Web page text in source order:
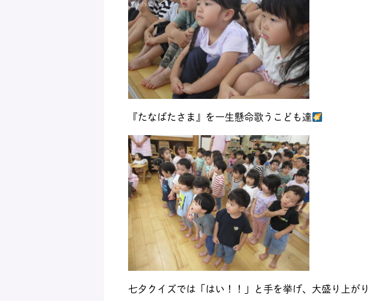
『たなばたさま』を一生懸命歌うこども達
七夕クイズでは「はい！！」と手を挙げ、大盛り上がり